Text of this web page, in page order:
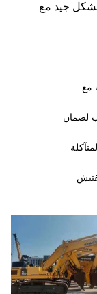
بشكل جيد مع
مع
لضمان